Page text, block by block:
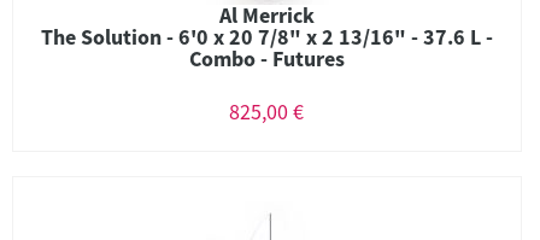
Al Merrick
The Solution - 6'0 x 20 7/8" x 2 13/16" - 37.6 L -
Combo - Futures
825,00 €